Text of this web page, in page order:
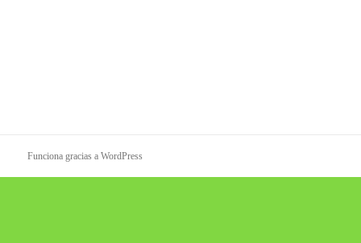
Funciona gracias a WordPress